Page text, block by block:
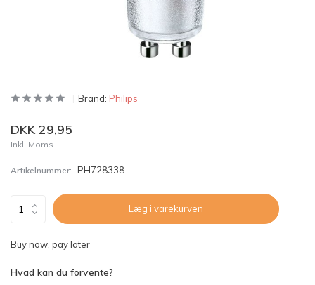
Brand: Philips
DKK 29,95
Inkl. Moms
Artikelnummer: PH728338
Læg i varekurven
Buy now, pay later
Hvad kan du forvente?